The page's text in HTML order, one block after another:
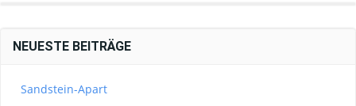
NEUESTE BEITRÄGE
Sandstein-Apart